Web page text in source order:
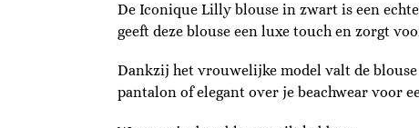
De Iconique Lilly blouse in zwart is een
geeft deze blouse een luxe touch en zorgt
Dankzij het vrouwelijke model valt de
pantalon of elegant over je beachwear voor